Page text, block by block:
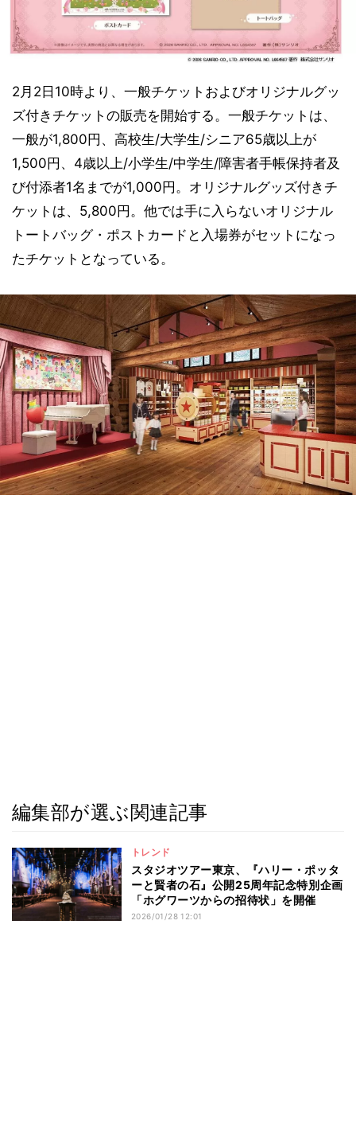
2月2日10時より、一般チケットおよびオリジナルグッ
ズ付きチケットの販売を開始する。一般チケットは、
一般が1,800円、高校生/大学生/シニア65歳以上が
1,500円、4歳以上/小学生/中学生/障害者手帳保持者及
び付添者1名までが1,000円。オリジナルグッズ付きチ
ケットは、5,800円。他では手に入らないオリジナル
トートバッグ・ポストカードと入場券がセットになっ
たチケットとなっている。
編集部が選ぶ関連記事
トレンド
スタジオツアー東京、『ハリー・ポッタ
ーと賢者の石』公開25周年記念特別企画
「ホグワーツからの招待状」を開催
2026/01/28 12:01